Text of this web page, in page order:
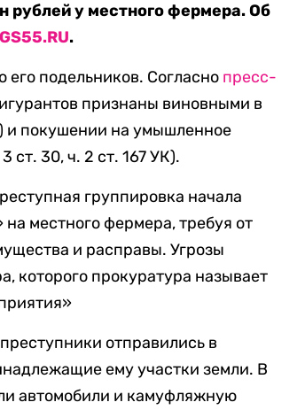
рублей у местного фермера. Об
.
подельников. Согласно пресс-
признаны виновными в
и покушении на умышленное
ст. 30, ч. 2 ст. 167 УК).
группировка начала
местного фермера, требуя от
и расправы. Угрозы
которого прокуратура называет
отправились в
ему участки земли. В
автомобили и камуфляжную